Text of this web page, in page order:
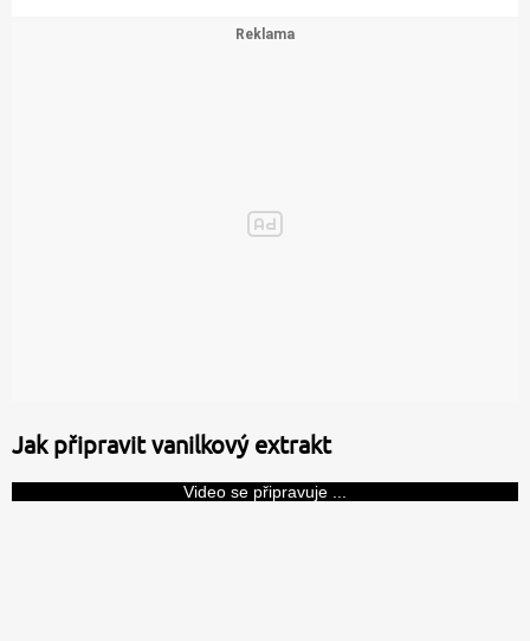
Jak připravit vanilkový extrakt
Video se připravuje ...